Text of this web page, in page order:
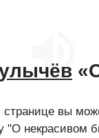
вы
"О некрасивом